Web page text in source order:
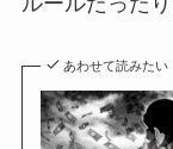
あわせて読みたい